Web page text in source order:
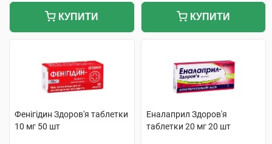
КУПИТИ КУПИТИ
Фенігідин Здоров'я таблетки
10 мг 50 шт
Еналаприл Здоров'я
таблетки 20 мг 20 шт